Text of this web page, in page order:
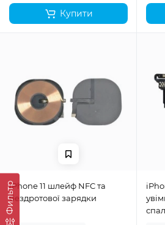
Фильтр
Купити
iPhone 11 шлейф NFC та
бездротової зарядки